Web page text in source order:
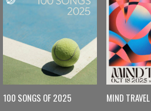
100 SONGS OF 2025 MIND TRAVEL